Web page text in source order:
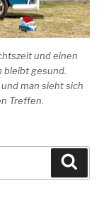
und einen
bleibt gesund.
man sieht sich
Treffen.